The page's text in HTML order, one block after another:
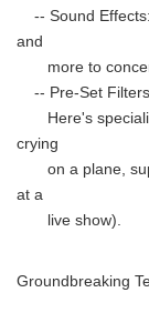
-- Sound
and
more to
-- Pre-Set
Here's
crying
on a plane,
at a
live show).
Groundbreaking